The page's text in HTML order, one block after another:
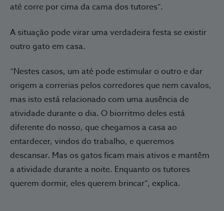
até corre por cima da cama dos tutores”.
A situação pode virar uma verdadeira festa se existir
outro gato em casa.
“Nestes casos, um até pode estimular o outro e dar
origem a correrias pelos corredores que nem cavalos,
mas isto está relacionado com uma ausência de
atividade durante o dia. O biorritmo deles está
diferente do nosso, que chegamos a casa ao
entardecer, vindos do trabalho, e queremos
descansar. Mas os gatos ficam mais ativos e mantêm
a atividade durante a noite. Enquanto os tutores
querem dormir, eles querem brincar”, explica.